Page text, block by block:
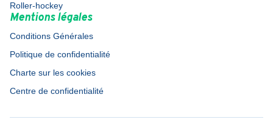
Roller-hockey
Mentions légales
Conditions Générales
Politique de confidentialité
Charte sur les cookies
Centre de confidentialité